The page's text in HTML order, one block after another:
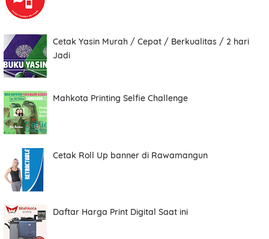
Cetak Yasin Murah / Cepat / Berkualitas / 2 hari
Jadi
Mahkota Printing Selfie Challenge
Cetak Roll Up banner di Rawamangun
Daftar Harga Print Digital Saat ini
Total
Date
Comment